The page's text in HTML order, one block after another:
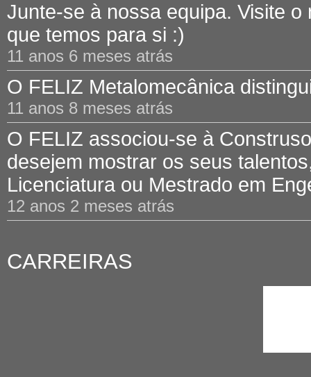
Junte-se à nossa equipa. Visite
que temos para si :)
11 anos 6 meses atrás
O FELIZ Metalomecânica
11 anos 8 meses atrás
O FELIZ associou-se à
desejem mostrar os seus
Licenciatura ou Mestrado em
12 anos 2 meses atrás
CARREIRAS